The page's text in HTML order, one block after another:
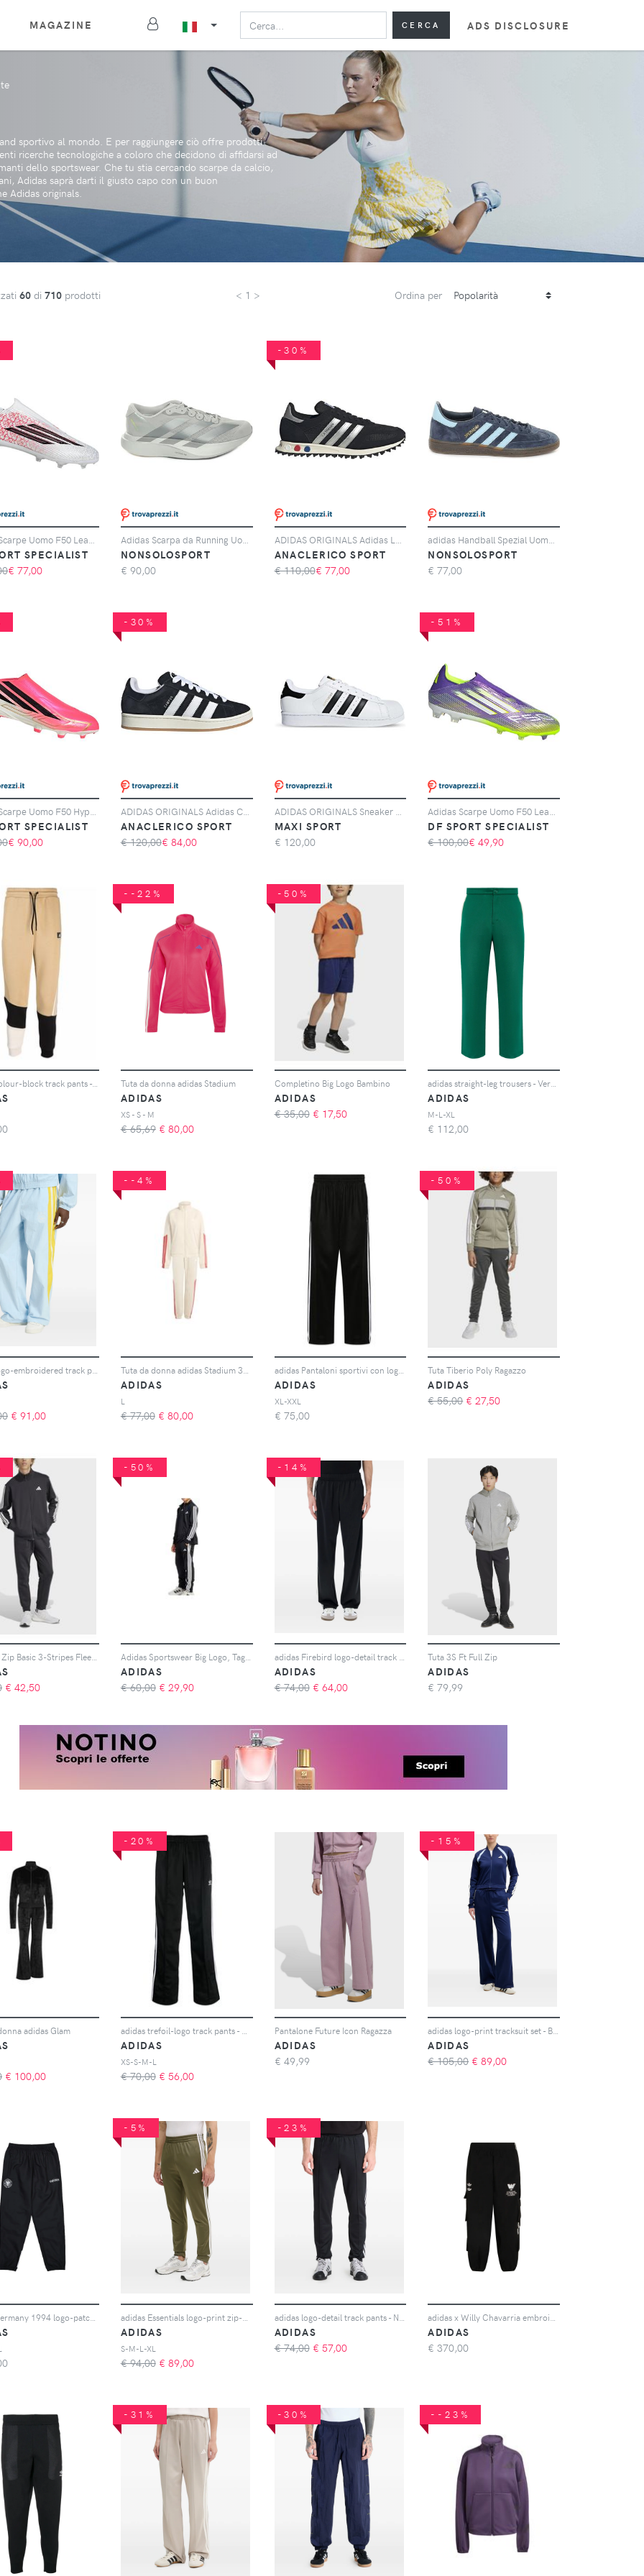
MAGAZINE CERCA ADS DISCLOSURE
sportivo al mondo. E per raggiungere ciò offre prodotti
ricerche tecnologiche a coloro che decidono di affidarsi ad
dello sportswear. Che tu stia cercando scarpe da calcio,
Adidas saprà darti il giusto capo con un buon
Adidas originals.
60 di 710 prodotti < 1 > Ordina per
SPECIALIST
€ 77,00
Adidas Scarpa da Running Uomo Adidas Adizero Evo SL Grigio Argento
NONSOLOSPORT
€ 90,00
-30%
ANACLERICO SPORT
€ 110,00€ 77,00
NONSOLOSPORT
€77,00
SPECIALIST
€ 90,00
-30%
ADIDAS ORIGINALS Adidas Campus 00s, Nero
ANACLERICO SPORT
€ 120,00€ 84,00
MAXI SPORT
€ 120,00
-51%
DF SPORT SPECIALIST
€ 100,00€49,90
--22%
Tuta da donna adidas Stadium
ADIDAS
XS - S - M
€ 65,69 € 80,00
-50%
Completino Big Logo Bambino
ADIDAS
€ 35,00 € 17,50
ADIDAS
M-L-XL
€ 112,00
€ 91,00
--4%
ADIDAS
L
€ 77,00 € 80,00
adidas Pantaloni sportivi con logo 3-Stripes - Nero
ADIDAS
XL-XXL
€ 75,00
-50%
Tuta Tiberio Poly Ragazzo
ADIDAS
€ 55,00 € 27,50
€ 42,50
-50%
Adidas Sportswear Big Logo, Taglia M Bimbo/Ragazzo Colore Nero
ADIDAS
€ 60,00 € 29,90
-14%
ADIDAS
€ 74,00 € 64,00
Tuta 3S Ft Full Zip
ADIDAS
€ 79,99
adidas Glam
€ 100,00
-20%
ADIDAS
XS-S-M-L
€ 70,00 € 56,00
Pantalone Future Icon Ragazza
ADIDAS
€ 49,99
-15%
ADIDAS
€ 105,00 € 89,00
-5%
ADIDAS
S-M-L-XL
€ 94,00 € 89,00
-23%
ADIDAS
€ 74,00 € 57,00
ADIDAS
€ 370,00
-31% -30% --23%